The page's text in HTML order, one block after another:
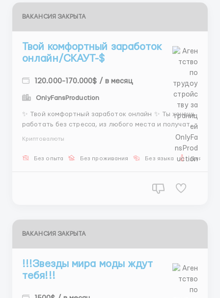
ВАКАНСИЯ ЗАКРЫТА
Твой комфортный заработок
онлайн/СКАУТ-$
120.000-170.000$ / в месяц
OnlyFansProduction
✨ Твой комфортный заработок онлайн ✨ Ты хочешь
работать без стресса, из любого места и получать
только на ПК/ноутбуке 🌐 Стабильный интернет 🖥️ 8
ГБ+ оперативной памяти 🎓 Бесплатное обучение с
Криптовалюты
Без опыта Без проживания Без языка Для
ВАКАНСИЯ ЗАКРЫТА
!!!Звезды мира моды ждут
тебя!!!